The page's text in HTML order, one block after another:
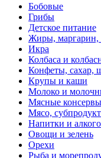
Бобовые
Грибы
Детское питание
Жиры, маргарин,
Икра
Колбаса и
Конфеты, сахар,
Крупы и каши
Молоко и
Мясные
Мясо,
Напитки и
Овощи и зелень
Орехи
Рыба и